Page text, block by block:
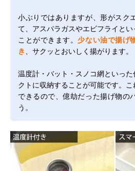
小ぶりではありますが、形がスク
て、アスパラガスやエビフライと
ことができます。少ない油で揚げ
き
、サクッとおいしく揚がります。
温度計・バット・スノコ網といっ
クトに収納することが可能です。
できるので、億劫だった揚げ物の
う。